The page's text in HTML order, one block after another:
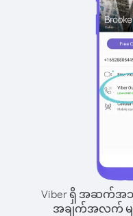
Viber ရှိ အဆက်အ
အချက်အလက် မျက်